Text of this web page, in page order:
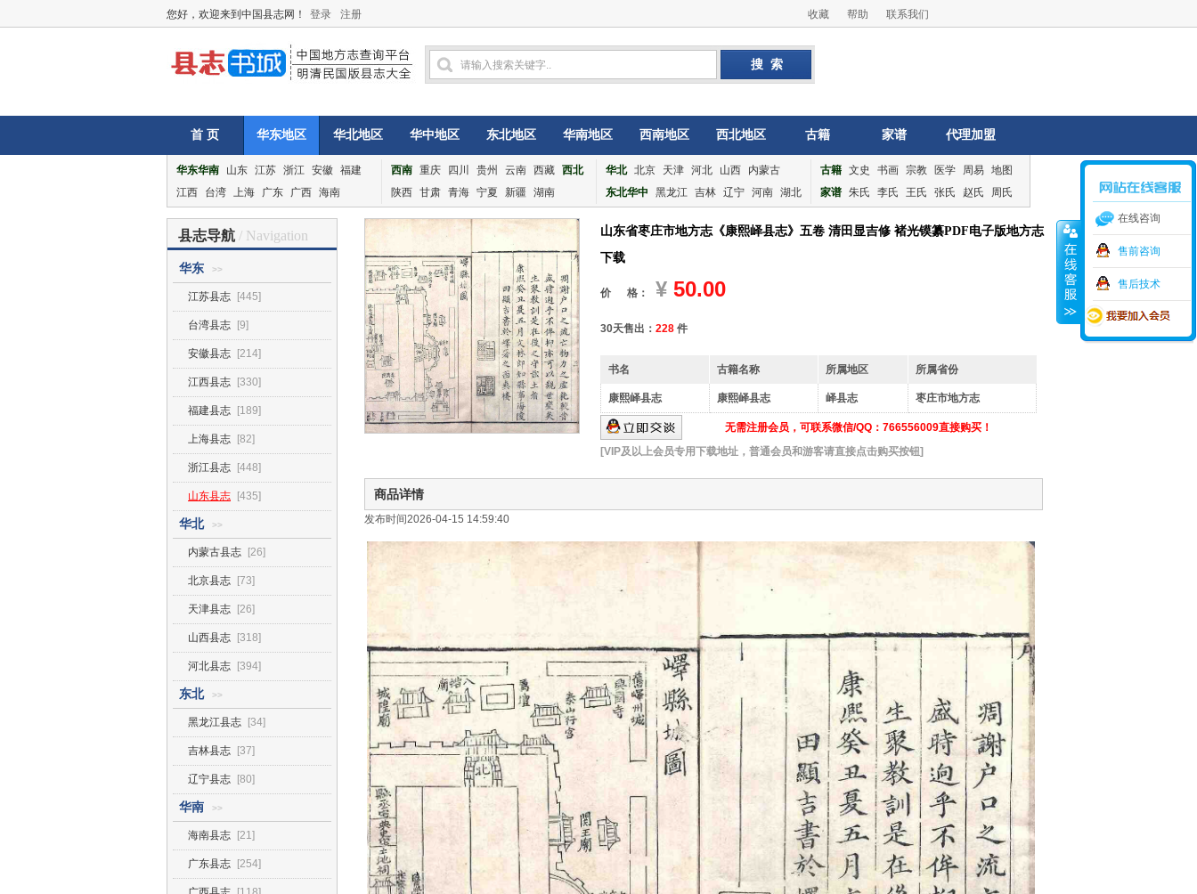
您好，欢迎来到中国县志网！ 登录 注册 收藏 帮助 联系我们
首 页 华东地区 华北地区 华中地区 东北地区 华南地区 西南地区 西北地区 古籍 家谱 代理加盟
华东华南 山东 江苏 浙江 安徽 福建
江西
台湾 上海 广东 广西 海南
西南 重庆 四川 贵州 云南 西藏 西北
陕西 甘肃 青海 宁夏 新疆 湖南
华北 北京 天津 河北 山西
内蒙古
东北华中
黑龙江 吉林 辽宁 河南 湖北
古籍 文史 书画 宗教 医学 周易 地图
家谱 朱氏 李氏 王氏 张氏 赵氏 周氏
县志导航 / Navigation
华东 >>
江苏县志 [445]
台湾县志 [9]
安徽县志 [214]
江西县志 [330]
福建县志 [189]
上海县志 [82]
浙江县志 [448]
山东县志 [435]
华北 >>
内蒙古县志 [26]
北京县志 [73]
天津县志 [26]
山西县志 [318]
河北县志 [394]
东北 >>
黑龙江县志 [34]
吉林县志 [37]
辽宁县志 [80]
华南 >>
海南县志 [21]
广东县志 [254]
山东省枣庄市地方志《康熙峄县志》五卷 清田显吉修 褚光镆纂PDF电子版地方志
下载
价 格： ¥ 50.00
30天售出： 228 件
书名 古籍名称 所属地区 所属省份
康熙峄县志 康熙峄县志 峄县志 枣庄市地方志
无需注册会员，可联系微信/QQ：766556009直接购买！
[VIP及以上会员专用下载地址，普通会员和游客请直接点击购买按钮]
商品详情
发布时间2026-04-15 14:59:40
在线咨询
售前咨询
售后技术